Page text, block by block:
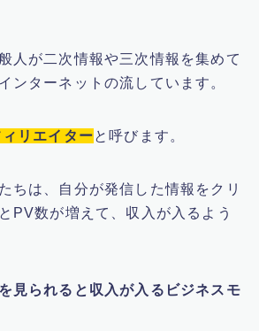
人が二次情報や三次情報を集めて
ンターネットの流しています。
リエイターと呼びます。
ちは、自分が発信した情報をクリ
PV数が増えて、収入が入るよう
見られると収入が入るビジネスモ